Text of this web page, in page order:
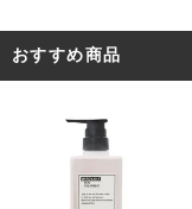
おすすめ商品